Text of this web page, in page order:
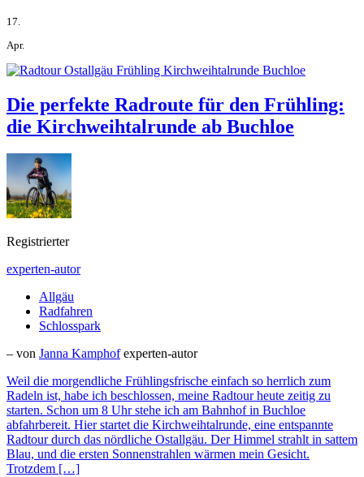
17.
Apr.
Die perfekte Radroute für den Frühling:
die Kirchweihtalrunde ab Buchloe
Registrierter
experten-autor
Allgäu
Radfahren
Schlosspark
– von Janna Kamphof experten-autor
Weil die morgendliche Frühlingsfrische einfach so herrlich zum
Radeln ist, habe ich beschlossen, meine Radtour heute zeitig zu
starten. Schon um 8 Uhr stehe ich am Bahnhof in Buchloe
abfahrbereit. Hier startet die Kirchweihtalrunde, eine entspannte
Radtour durch das nördliche Ostallgäu. Der Himmel strahlt in sattem
Blau, und die ersten Sonnenstrahlen wärmen mein Gesicht.
Trotzdem […]